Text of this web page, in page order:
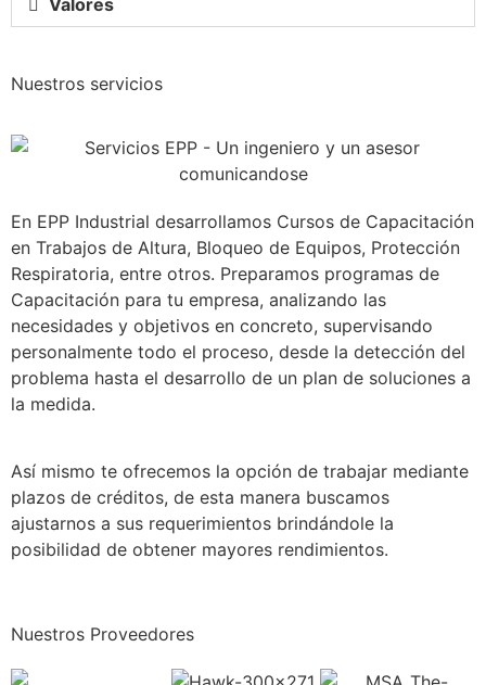
Valores
Nuestros servicios
En EPP Industrial desarrollamos Cursos de Capacitación
en Trabajos de Altura, Bloqueo de Equipos, Protección
Respiratoria, entre otros. Preparamos programas de
Capacitación para tu empresa, analizando las
necesidades y objetivos en concreto, supervisando
personalmente todo el proceso, desde la detección del
problema hasta el desarrollo de un plan de soluciones a
la medida.
Así mismo te ofrecemos la opción de trabajar mediante
plazos de créditos, de esta manera buscamos
ajustarnos a sus requerimientos brindándole la
posibilidad de obtener mayores rendimientos.
Nuestros Proveedores